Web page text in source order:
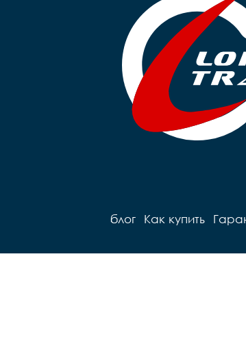
блог Как купить